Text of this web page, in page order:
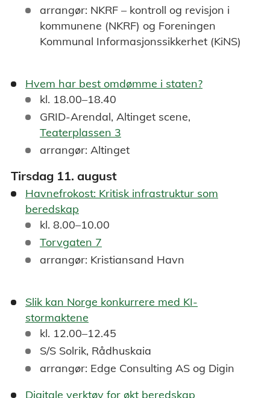
arrangør: NKRF – kontroll og revisjon i
kommunene (NKRF) og Foreningen
Kommunal Informasjonssikkerhet (KiNS)
Hvem har best omdømme i staten?
kl. 18.00–18.40
GRID-Arendal, Altinget scene,
Teaterplassen 3
arrangør: Altinget
Tirsdag 11. august
Havnefrokost: Kritisk infrastruktur som
beredskap
kl. 8.00–10.00
Torvgaten 7
arrangør: Kristiansand Havn
Slik kan Norge konkurrere med KI-
stormaktene
kl. 12.00–12.45
S/S Solrik, Rådhuskaia
arrangør: Edge Consulting AS og Digin
Digitale verktøy for økt beredskap